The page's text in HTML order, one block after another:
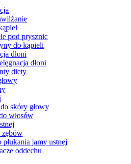
pod prysznic
do kąpieli
dłoni
dłoni
diety
skóry głowy
włosów
zębów
płukania jamy ustnej
oddechu